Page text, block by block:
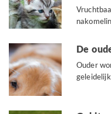
De
Ouder